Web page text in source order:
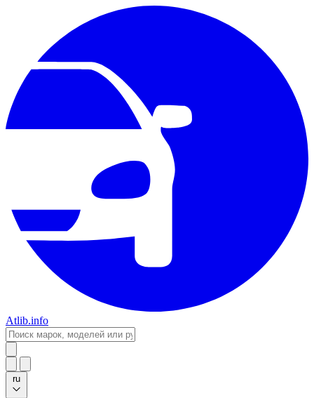
Atlib.info
ru